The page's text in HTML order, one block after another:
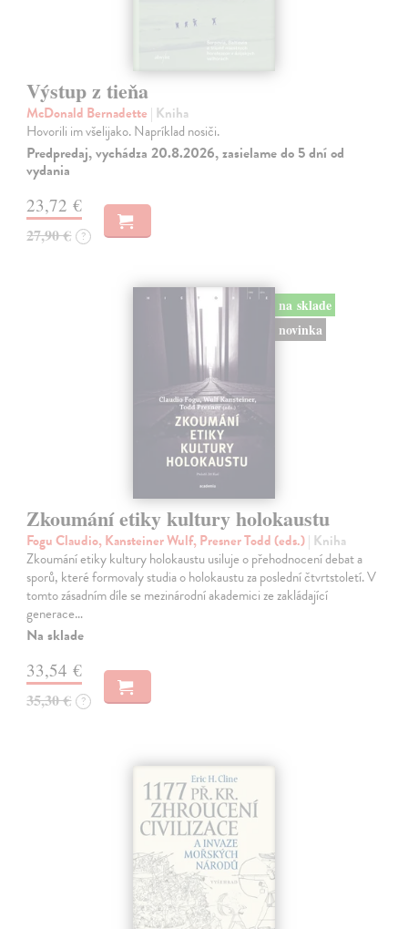
Výstup z tieňa
McDonald Bernadette | Kniha
Hovorili im všelijako. Napríklad nosiči.
Predpredaj, vychádza 20.8.2026, zasielame do 5 dní od
vydania
23,72 €
27,90 € ?
na sklade
novinka
Zkoumání etiky kultury holokaustu
Fogu Claudio, Kansteiner Wulf, Presner Todd (eds.)| Kniha
Zkoumání etiky kultury holokaustu usiluje o přehodnocení debat a
sporů, které formovaly studia o holokaustu za poslední čtvrtstoletí. V
tomto zásadním díle se mezinárodní akademici ze zakládající
generace…
Na sklade
33,54 €
35,30 € ?